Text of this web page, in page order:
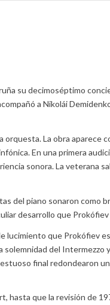
su decimoséptimo
a Nikolái
La obra aparece
En una primera
sonora. La veterana
del piano sonaron como
desarrollo que
lucimiento que Prokófiev
solemnidad del
final redondearon
hasta que la revisión de